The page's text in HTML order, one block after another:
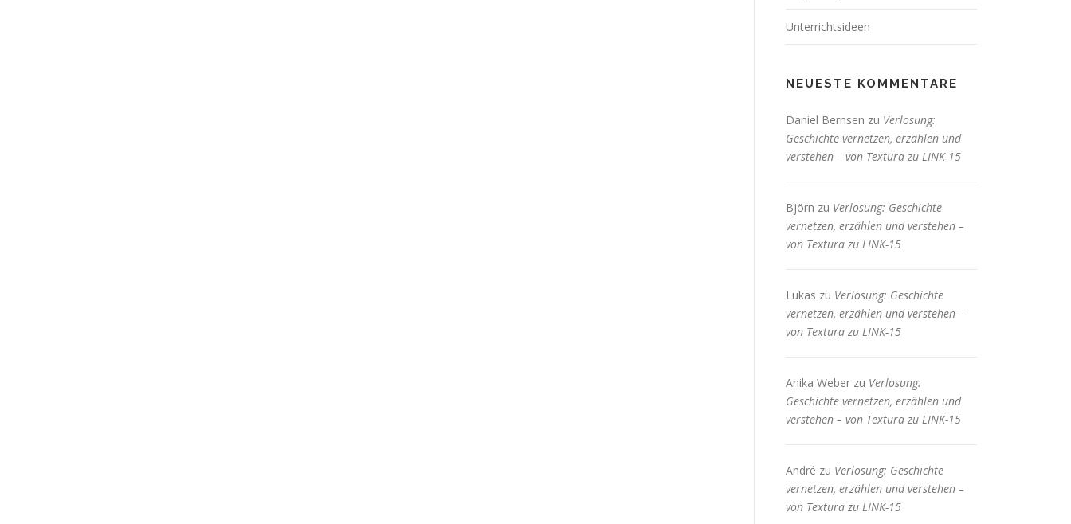
Unterrichtsideen
NEUESTE KOMMENTARE
Daniel Bernsen zu Verlosung:
Geschichte vernetzen, erzählen und
verstehen – von Textura zu LINK-15
Björn zu Verlosung: Geschichte
vernetzen, erzählen und verstehen –
von Textura zu LINK-15
Lukas zu Verlosung: Geschichte
vernetzen, erzählen und verstehen –
von Textura zu LINK-15
Anika Weber zu Verlosung:
Geschichte vernetzen, erzählen und
verstehen – von Textura zu LINK-15
André zu Verlosung: Geschichte
vernetzen, erzählen und verstehen –
von Textura zu LINK-15